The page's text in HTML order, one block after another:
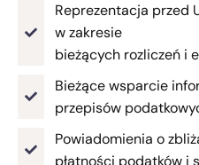
Reprezentacja przed
w zakresie
bieżących rozliczeń i
Bieżące wsparcie
przepisów
Powiadomienia o
płatności podatków i